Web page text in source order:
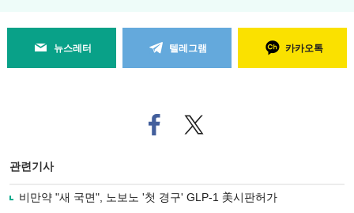
뉴스레터 텔레그램 카카오톡
페
이
로
기
트위
터로
관련기사
비만약 "새 국면", 노보노 '첫 경구' GLP-1 美시판허가